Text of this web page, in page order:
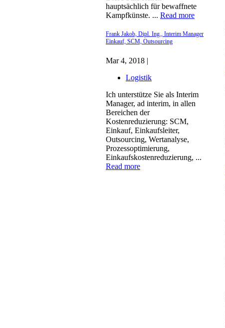
hauptsächlich für bewaffnete
Kampfkünste. ... Read more
Frank Jakob, Dipl. Ing., Interim Manager
Einkauf, SCM, Outsourcing
Mar 4, 2018 |
Logistik
Ich unterstütze Sie als Interim
Manager, ad interim, in allen
Bereichen der
Kostenreduzierung: SCM,
Einkauf, Einkaufsleiter,
Outsourcing, Wertanalyse,
Prozessoptimierung,
Einkaufskostenreduzierung, ...
Read more